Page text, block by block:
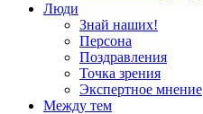
Люди
Знай наших!
Персона
Поздравления
Точка зрения
Экспертное мнение
Между тем